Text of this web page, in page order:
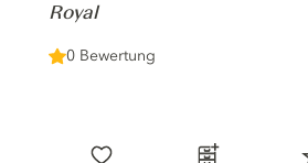
-
Royal
0 Bewertung